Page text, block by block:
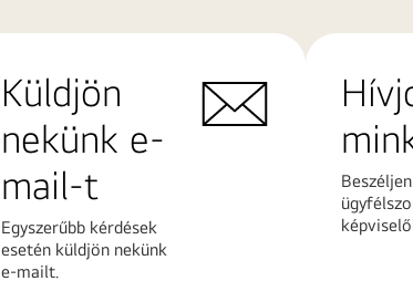
Küldjön
nekünk e-
mail-t
Egyszerűbb kérdések
esetén küldjön nekünk
e-mailt.